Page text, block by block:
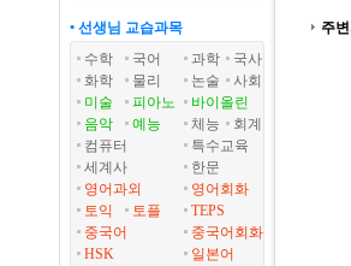
• 선생님 교습과목
수학
국어 과학
국사
화학
물리 논술
사회
미술
피아노
바이올린
음악
예능 체능
회계
컴퓨터
특수교육
세계사
한문
영어과외
영어회화
토익
토플
TEPS
중국어
중국어회화
HSK
일본어
주